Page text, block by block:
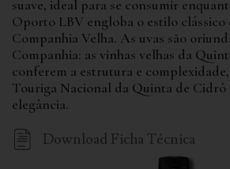
suave, ideal para se consumir
Oporto LBV engloba o estilo clássico
Companhia Velha. As uvas são
Companhia: as vinhas velhas da
conferem a estrutura e
Touriga Nacional da Quinta de Cidrô
elegância.
Download Ficha Técnica